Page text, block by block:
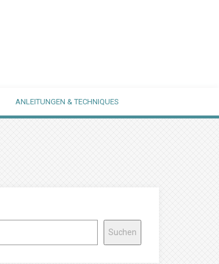
ANLEITUNGEN & TECHNIQUES
Suchen